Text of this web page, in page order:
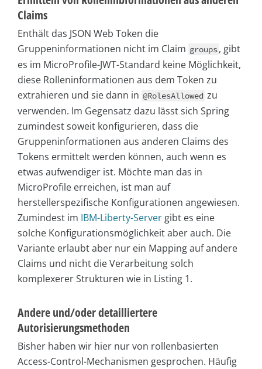
Claims
Enthält das JSON Web Token die
Gruppeninformationen nicht im Claim groups, gibt
es im MicroProfile-JWT-Standard keine Möglichkeit,
diese Rolleninformationen aus dem Token zu
extrahieren und sie dann in @RolesAllowed zu
verwenden. Im Gegensatz dazu lässt sich Spring
zumindest soweit konfigurieren, dass die
Gruppeninformationen aus anderen Claims des
Tokens ermittelt werden können, auch wenn es
etwas aufwendiger ist. Möchte man das in
MicroProfile erreichen, ist man auf
herstellerspezifische Konfigurationen angewiesen.
Zumindest im IBM-Liberty-Server gibt es eine
solche Konfigurationsmöglichkeit aber auch. Die
Variante erlaubt aber nur ein Mapping auf andere
Claims und nicht die Verarbeitung solch
komplexerer Strukturen wie in Listing 1.
Andere und/oder detailliertere
Autorisierungsmethoden
Bisher haben wir hier nur von rollenbasierten
Access-Control-Mechanismen gesprochen. Häufig